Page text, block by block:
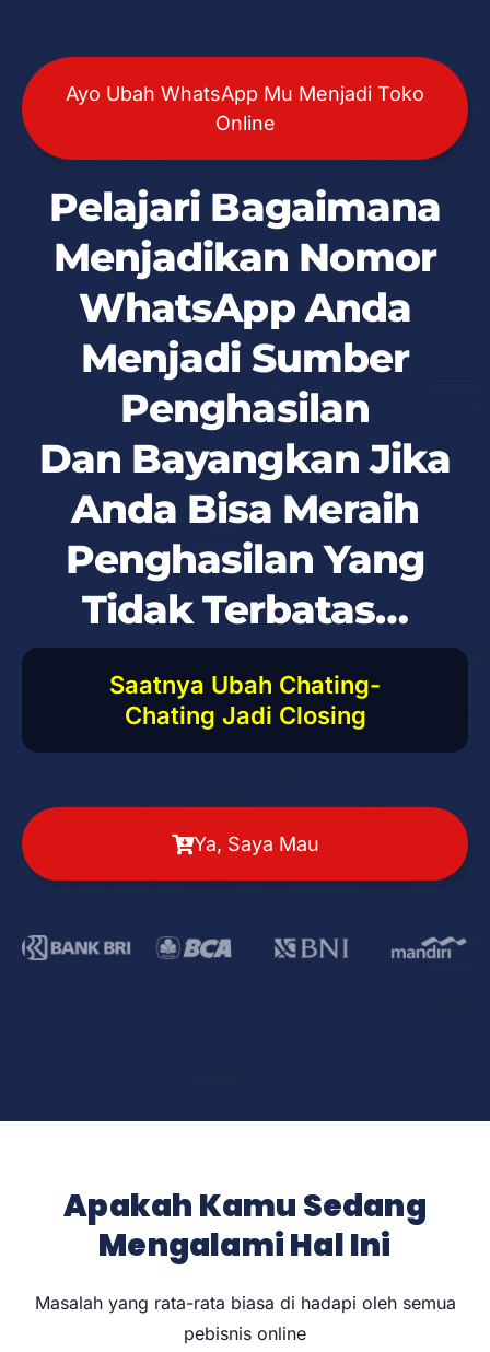
Ayo Ubah WhatsApp Mu Menjadi Toko
Online
Pelajari Bagaimana
Menjadikan Nomor
WhatsApp Anda
Menjadi Sumber
Penghasilan
Dan Bayangkan Jika
Anda Bisa Meraih
Penghasilan Yang
Tidak Terbatas…
Saatnya Ubah Chating-
Chating Jadi Closing
Ya, Saya Mau
Apakah Kamu Sedang
Mengalami Hal Ini
Masalah yang rata-rata biasa di hadapi oleh semua
pebisnis online